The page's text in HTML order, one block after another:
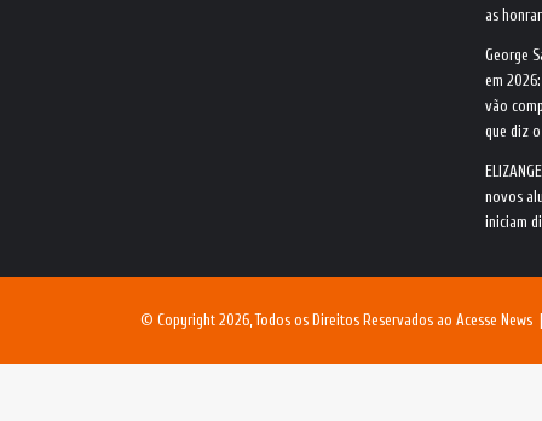
as
George
em
vão
que diz
novos
iniciam
© Copyright 2026, Todos os Direitos Reservados ao Acesse